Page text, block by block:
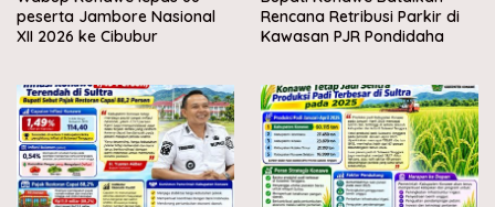
peserta Jambore Nasional
XII 2026 ke Cibubur
Rencana Retribusi Parkir di
Kawasan PJR Pondidaha